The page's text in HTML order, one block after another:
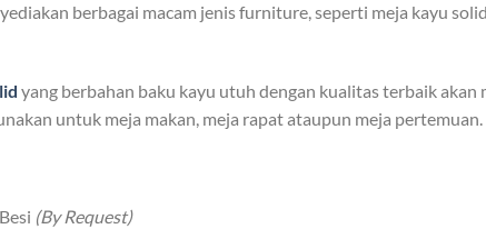
berbagai macam jenis furniture, seperti meja kayu
yang berbahan baku kayu utuh dengan kualitas terbaik
untuk meja makan, meja rapat ataupun meja pertemuan.
(By Request)